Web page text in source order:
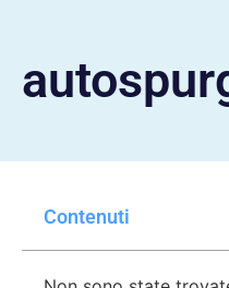
Contenuti